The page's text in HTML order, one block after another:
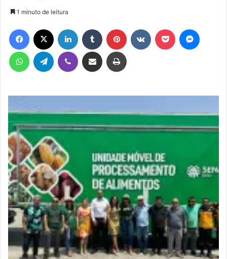
mail
1 minuto de leitura
Facebook Linkedin Tumblr Pinterest Pocket
WhatsAppTelegram Viber Compartilhar via e-mail Imprimir